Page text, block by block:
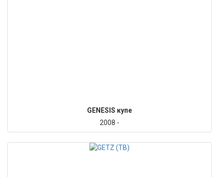
GENESIS купе
2008 -